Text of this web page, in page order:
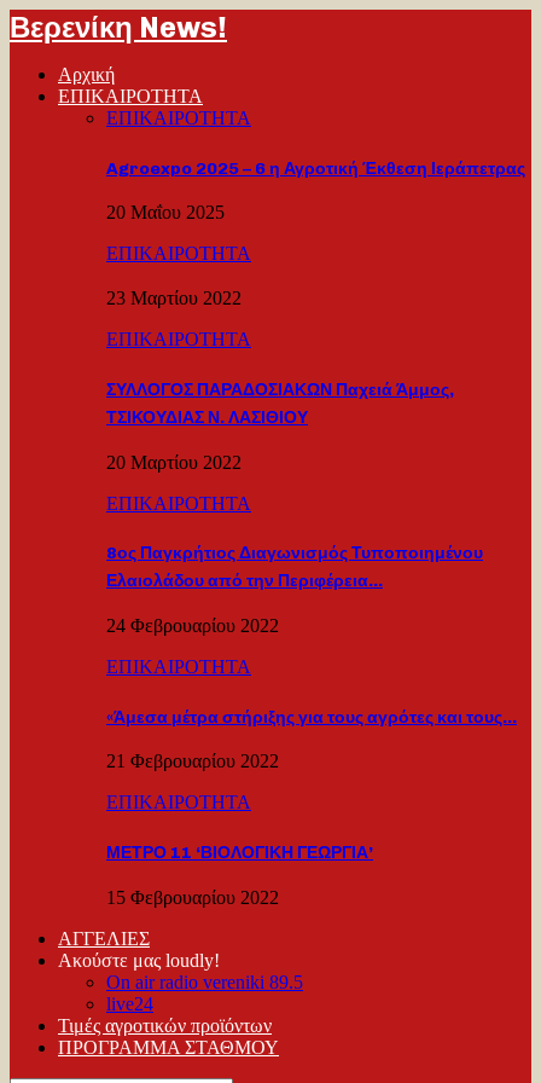
Βερενίκη News!
Αρχική
ΕΠΙΚΑΙΡΟΤΗΤΑ
ΕΠΙΚΑΙΡΟΤΗΤΑ
Agroexpo 2025 – 6 η Αγροτική Έκθεση Ιεράπετρας
20 Μαΐου 2025
ΕΠΙΚΑΙΡΟΤΗΤΑ
23 Μαρτίου 2022
ΕΠΙΚΑΙΡΟΤΗΤΑ
ΣΥΛΛΟΓΟΣ ΠΑΡΑΔΟΣΙΑΚΩΝ Παχειά Άμμος,
ΤΣΙΚΟΥΔΙΑΣ Ν. ΛΑΣΙΘΙΟΥ
20 Μαρτίου 2022
ΕΠΙΚΑΙΡΟΤΗΤΑ
8ος Παγκρήτιος Διαγωνισμός Τυποποιημένου
Ελαιολάδου από την Περιφέρεια…
24 Φεβρουαρίου 2022
ΕΠΙΚΑΙΡΟΤΗΤΑ
«Άμεσα μέτρα στήριξης για τους αγρότες και τους…
21 Φεβρουαρίου 2022
ΕΠΙΚΑΙΡΟΤΗΤΑ
ΜΕΤΡΟ 11 ‘ΒΙΟΛΟΓΙΚΗ ΓΕΩΡΓΙΑ’
15 Φεβρουαρίου 2022
ΑΓΓΕΛΙΕΣ
Ακούστε μας loudly!
On air radio vereniki 89.5
live24
Τιμές αγροτικών προϊόντων
ΠΡΟΓΡΑΜΜΑ ΣΤΑΘΜΟΥ